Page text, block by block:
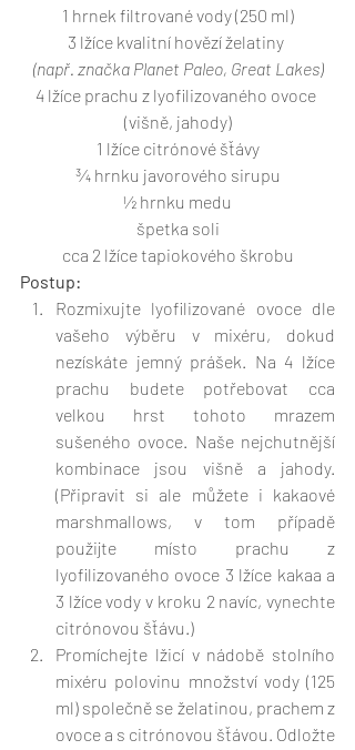
1 hrnek filtrované vody (250 ml)
3 lžíce kvalitní hovězí želatiny
(např. značka Planet Paleo, Great Lakes)
4 lžíce prachu z lyofilizovaného ovoce
(višně, jahody)
1 lžíce citrónové šťávy
¾ hrnku javorového sirupu
½ hrnku medu
špetka soli
cca 2 lžíce tapiokového škrobu
Postup:
Rozmixujte lyofilizované ovoce dle
vašeho výběru v mixéru, dokud
nezískáte jemný prášek. Na 4 lžíce
prachu budete potřebovat cca
velkou hrst tohoto mrazem
sušeného ovoce. Naše nejchutnější
kombinace jsou višně a jahody.
(Připravit si ale můžete i kakaové
marshmallows, v tom případě
použijte místo prachu z
lyofilizovaného ovoce 3 lžíce kakaa a
3 lžíce vody v kroku 2 navíc, vynechte
citrónovou šťávu.)
Promíchejte lžicí v nádobě stolního
mixéru polovinu množství vody (125
ml) společně se želatinou, prachem z
ovoce a s citrónovou šťávou. Odložte